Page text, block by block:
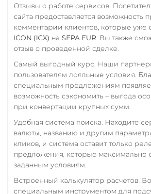
ERC20
USD Coin (USDC)
ERC20 BEP20
SOL
Polygon
ARB
OP
XLM
Utopia USD (UUSD)
VeChain (VET)
Yearn.finance (YFI)
Zcash (ZEC)
Zilliqa (ZIL)
СБП
UAH
QR RUB
Отзывы о работе сервисов.
сайта предоставляется возможность
комментарии клиентов, которые уже
ICON (ICX) на SEPA EUR. Вы также
отзыв о проведенной сделке.
Самый выгодный курс. Наши
пользователям лояльные условия.
специальным предложениям
возможность сэкономить – выгода
при конвертации крупных сумм.
Удобная система поиска. Находите
валюты, названию и другим
кликов, и система оставит только
предложения, которые максимально
заданным условиям.
Встроенный калькулятор расчетов.
специальным инструментом для